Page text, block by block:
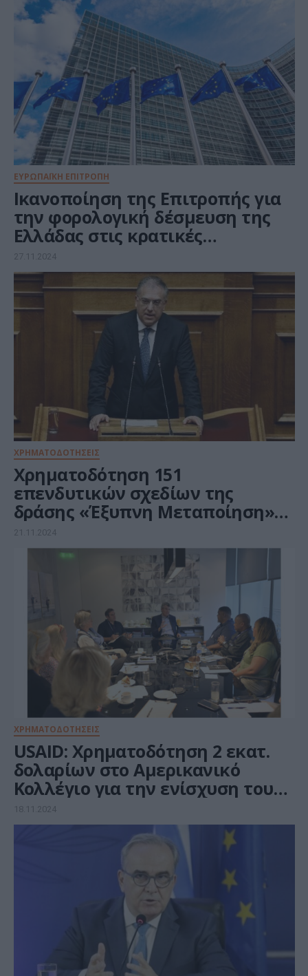
ΕΥΡΩΠΑΪΚΗ ΕΠΙΤΡΟΠΗ
Ικανοποίηση της Επιτροπής για
την φορολογική δέσμευση της
Ελλάδας στις κρατικές
ενισχύσεις
27.11.2024
ΧΡΗΜΑΤΟΔΟΤΗΣΕΙΣ
Χρηματοδότηση 151
επενδυτικών σχεδίων της
δράσης «Έξυπνη Μεταποίηση»
με 102,5 εκατ. ευρώ
21.11.2024
ΧΡΗΜΑΤΟΔΟΤΗΣΕΙΣ
USAID: Χρηματοδότηση 2 εκατ.
δολαρίων στο Αμερικανικό
Κολλέγιο για την ενίσχυση του
STEM & Innovation Hub
18.11.2024